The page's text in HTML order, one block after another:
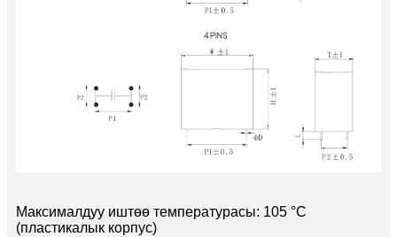
Максималдуу иштөө температурасы: 105 °C
(пластикалык корпус)